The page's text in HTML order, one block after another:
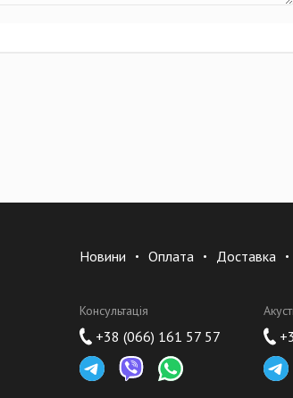
Новини Оплата Доставка
Консультація
+38 (066) 161 57 57